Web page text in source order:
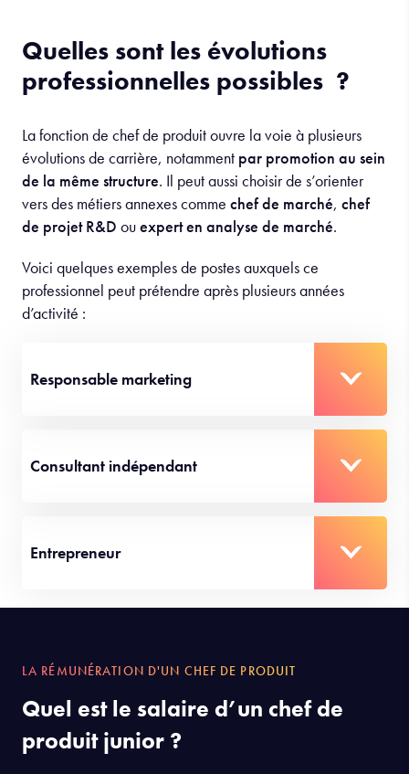
Quelles sont les évolutions
professionnelles possibles ?
La fonction de chef de produit ouvre la voie à plusieurs
évolutions de carrière, notamment par promotion au sein
de la même structure. Il peut aussi choisir de s’orienter
vers des métiers annexes comme chef de marché, chef
de projet R&D ouexpert en analyse de marché.
Voici quelques exemples de postes auxquels ce
professionnel peut prétendre après plusieurs années
d’activité :
Responsable marketing
Consultant indépendant
Entrepreneur
LA RÉMUNÉRATION D'UN CHEF DE PRODUIT
Quel est le salaire d’un chef de
produit junior ?